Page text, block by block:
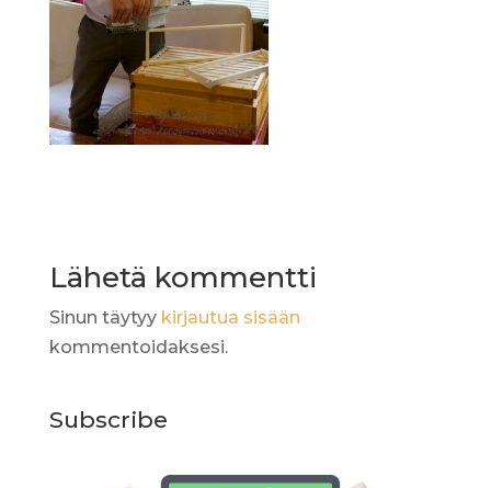
Lähetä kommentti
Sinun täytyy kirjautua sisään
kommentoidaksesi.
Subscribe